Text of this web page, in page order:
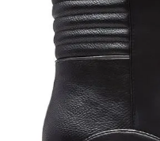
hitec
sandalias
slip-ins
10. botas dama